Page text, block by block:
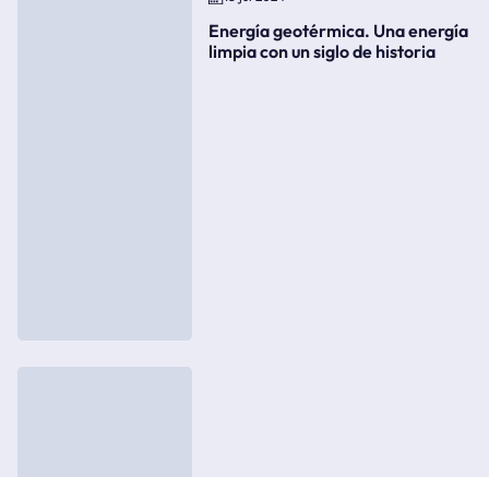
Energía geotérmica. Una energía
limpia con un siglo de historia